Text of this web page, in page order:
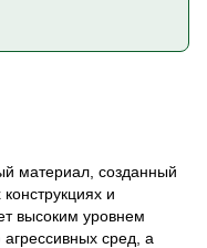
материал, созданный
и
высоким уровнем
агрессивных сред, а